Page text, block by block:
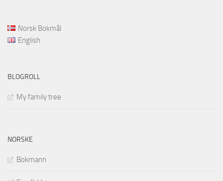
Norsk Bokmål
English
BLOGROLL
My family tree
NORSKE
Bokmann